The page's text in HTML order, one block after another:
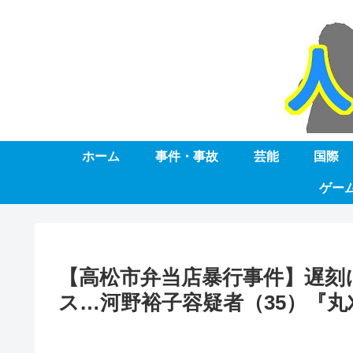
ホーム 事件・事故 芸能 国際
ゲー
【高松市弁当店暴行事件】遅
ス…河野裕子容疑者（35）『